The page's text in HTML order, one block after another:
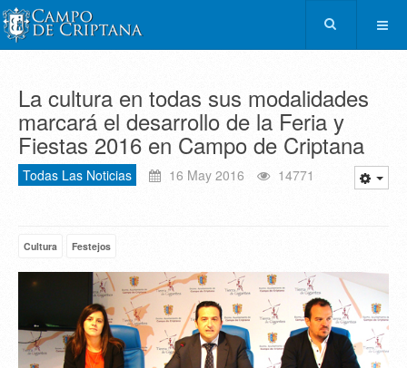
La cultura en todas sus modalidades
marcará el desarrollo de la Feria y
Fiestas 2016 en Campo de Criptana
Todas Las Noticias 16 May 2016 14771
Cultura Festejos